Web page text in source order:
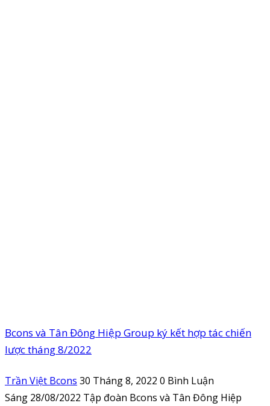
Bcons và Tân Đông Hiệp Group ký kết hợp tác chiến
lược tháng 8/2022
Trần Việt Bcons 30 Tháng 8, 2022 0 Bình Luận
Sáng 28/08/2022 Tập đoàn Bcons và Tân Đông Hiệp